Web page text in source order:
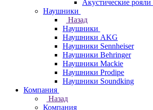
Акустические
Наушники
Назад
Наушники
Наушники AKG
Наушники Sennheiser
Наушники Behringer
Наушники Mackie
Наушники Prodipe
Наушники Soundking
Компания
Назад
Компания